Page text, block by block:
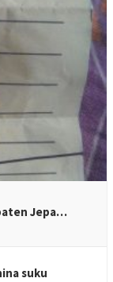
Jepa…
suku